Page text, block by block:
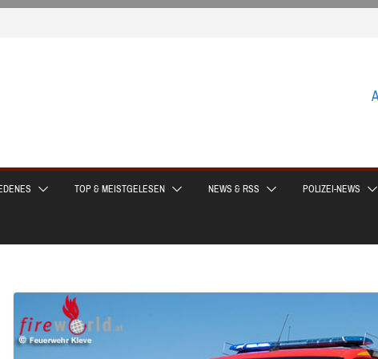
TOP & MEISTGELESEN NEWS & RSS POLIZEI-NEWS